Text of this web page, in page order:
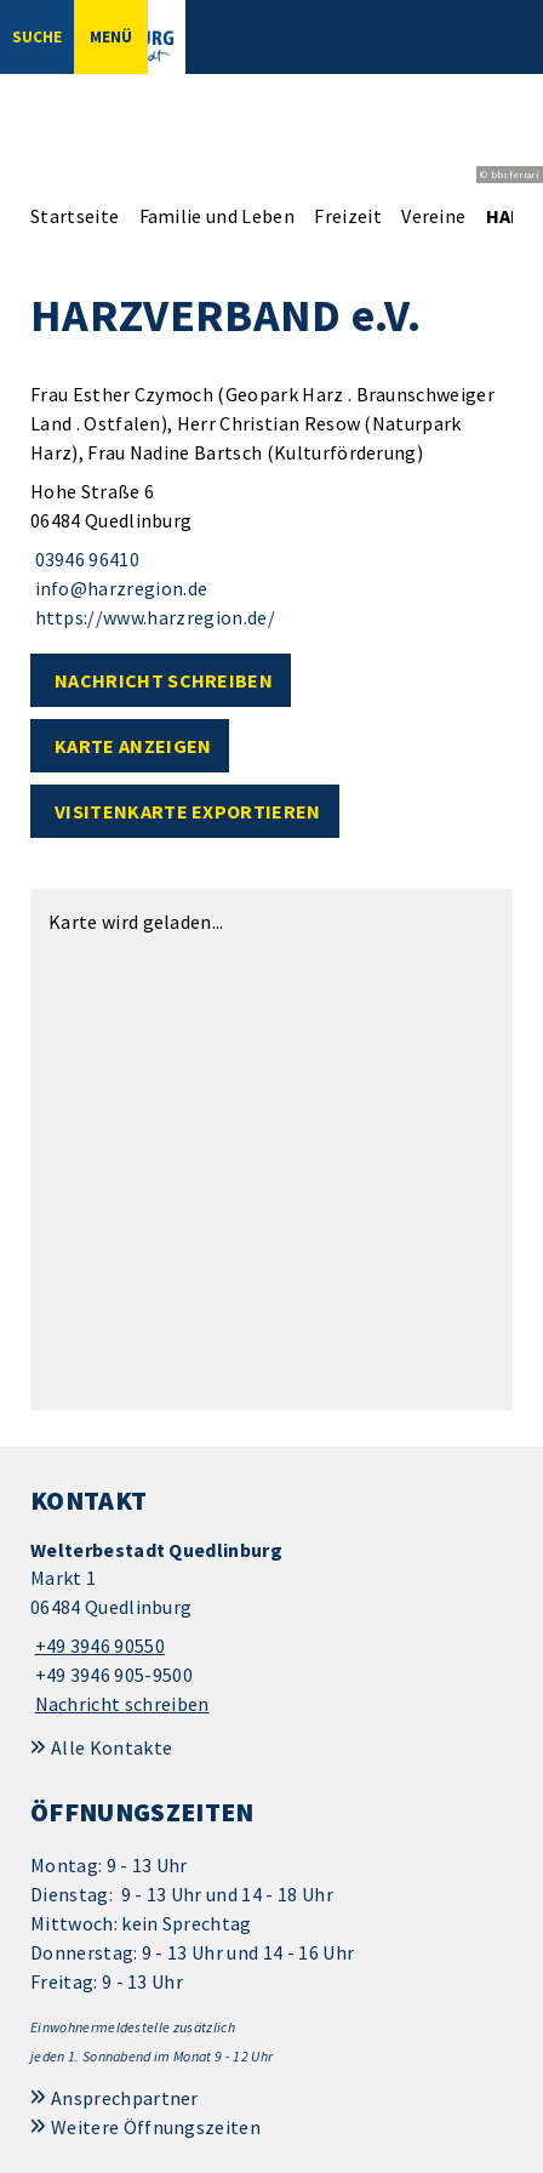
SUCHE MENÜ
© bbsferrari
Startseite Familie und Leben Freizeit Vereine
HARZVERBAND e.V.
Frau Esther Czymoch (Geopark Harz . Braunschweiger
Land . Ostfalen), Herr Christian Resow (Naturpark
Harz), Frau Nadine Bartsch (Kulturförderung)
Hohe Straße 6
06484 Quedlinburg
03946 96410
info@harzregion.de
https://www.harzregion.de/
NACHRICHT SCHREIBEN
KARTE ANZEIGEN
VISITENKARTE EXPORTIEREN
Karte wird geladen...
KONTAKT
Welterbestadt Quedlinburg
Markt 1
06484 Quedlinburg
+49 3946 90550
+49 3946 905-9500
Nachricht schreiben
Alle Kontakte
ÖFFNUNGSZEITEN
Montag: 9 - 13 Uhr
Dienstag: 9 - 13 Uhr und 14 - 18 Uhr
Mittwoch: kein Sprechtag
Donnerstag: 9 - 13 Uhr und 14 - 16 Uhr
Freitag: 9 - 13 Uhr
Einwohnermeldestelle zusätzlich
jeden 1. Sonnabend im Monat 9 - 12 Uhr
Ansprechpartner
Weitere Öffnungszeiten